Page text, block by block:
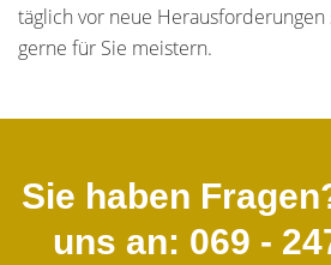
täglich vor neue
gerne für Sie meistern.
Sie haben
uns an: 069 -